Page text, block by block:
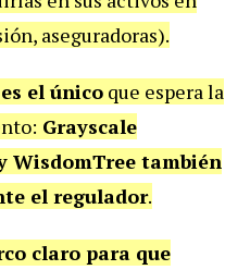
aseguradoras).
el único que espera la
Grayscale
WisdomTree también
el regulador.
claro para que